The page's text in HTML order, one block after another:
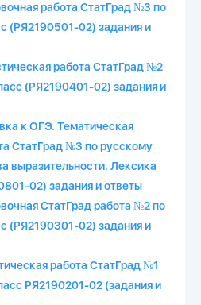
работа СтатГрад №3 по
(РЯ2190501-02) задания и
работа СтатГрад №2
(РЯ2190401-02) задания и
к ОГЭ. Тематическая
СтатГрад №3 по русскому
выразительности. Лексика
02) задания и ответы
СтатГрад работа №2 по
(РЯ2190301-02) задания и
работа СтатГрад №1
РЯ2190201-02 (задания и